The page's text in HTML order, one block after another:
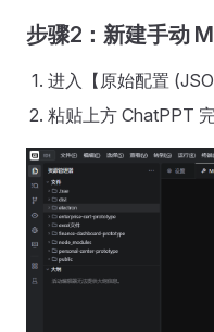
步骤2：新建手动
进入【原始配置
粘贴上方 ChatPPT